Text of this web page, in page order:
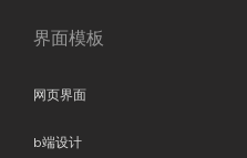
界面模板
网页界面
b端设计